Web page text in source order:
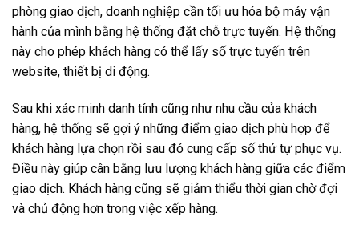
phòng giao dịch, doanh nghiệp cần tối ưu hóa bộ máy vận
hành của mình bằng hệ thống đặt chỗ trực tuyến. Hệ thống
này cho phép khách hàng có thể lấy số trực tuyến trên
website, thiết bị di động.
Sau khi xác minh danh tính cũng như nhu cầu của khách
hàng, hệ thống sẽ gợi ý những điểm giao dịch phù hợp để
khách hàng lựa chọn rồi sau đó cung cấp số thứ tự phục vụ.
Điều này giúp cân bằng lưu lượng khách hàng giữa các điểm
giao dịch. Khách hàng cũng sẽ giảm thiểu thời gian chờ đợi
và chủ động hơn trong việc xếp hàng.